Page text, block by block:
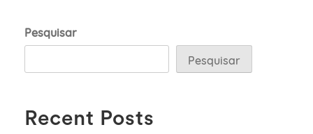
Pesquisar
Pesquisar
Recent Posts